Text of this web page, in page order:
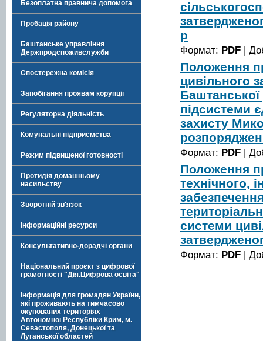
Безоплатна правнича допомога
Пробація району
Баштанське управління
Держпродспоживслужби
Спостережна комісія
Запобігання проявам корупції
Регуляторна діяльність
Комунальні підприємства
Режим підвищеної готовності
Протидія домашньому
насильству
Зворотній зв'язок
Інформаційні ресурси
Консультативно-дорадчі органи
Національний проєкт з цифрової
грамотності "Дія.Цифрова освіта"
Інформація для громадян України,
які проживають на тимчасово
окупованих територіях
Автономної Республіки Крим, м.
Севастополя, Донецької та
Луганської областей
р
Формат: PDF |
Положення
цивільного
Баштанської
підсистеми
захисту
Формат: PDF |
Положення
технічного,
системи
Формат: PDF |